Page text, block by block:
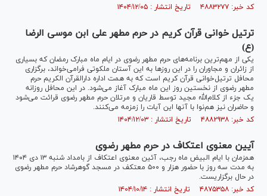
کد خبر: ۴۸۸۳۲۷۷ تاریخ انتشار : ۱۴۰۴/۱۲/۰۵
ترتیل خوانی قرآن کریم در حرم مطهر علی ابن موسی الرضا
(ع)
یکی از مهم‌ترین برنامه‌های حرم مطهر رضوی در ایام ماه مبارک رمضان که بسیاری
از زائران و مجاوران را در این روز‌ها به این آستان ملکوتی فرامی‌خواند، برگزاری
محافل ترتیل‌خوانی قرآن کریم است که به همت اداره دارالقرآن الکریم حرم
مطهر رضوی از نخستین روز این ماه مبارک آغاز می‌شود. در این محافل روزانه
یک جزء از کلام‌الله مجید توسط قاریان و مرتلان حرم مطهر رضوی قرائت می‌شود
و حاضران نیز هم‌نوا با آنها این آیات را زمزمه می‌کنند.
کد خبر: ۴۸۸۲۹۳۸ تاریخ انتشار : ۱۴۰۴/۱۲/۰۳
آیین معنوی اعتکاف در حرم مطهر رضوی
همزمان با ایام البیض ماه رجب، آئین معنوی اعتکاف از بامداد شنبه ۱۳ دی ۱۴۰۴
به مدت سه روز با حضور هزار و ۵۰۰ معتکف در مسجد گوهرشاد حرم مطهر رضوی
در حال برگزاریست.
کد خبر: ۴۸۷۵۳۵۸ تاریخ انتشار : ۱۴۰۴/۱۰/۱۴